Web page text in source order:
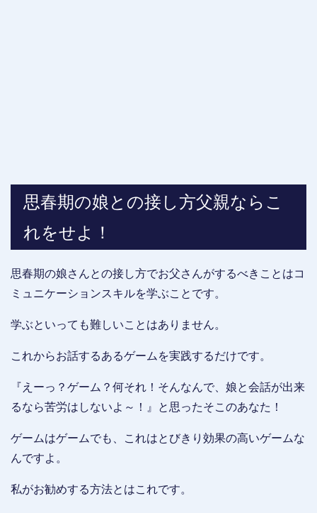
思春期の娘との接し方父親ならこ
れをせよ！
思春期の娘さんとの接し方でお父さんがするべきことはコ
ミュニケーションスキルを学ぶことです。
学ぶといっても難しいことはありません。
これからお話するあるゲームを実践するだけです。
『えーっ？ゲーム？何それ！そんなんで、娘と会話が出来
るなら苦労はしないよ～！』と思ったそこのあなた！
ゲームはゲームでも、これはとびきり効果の高いゲームな
んですよ。
私がお勧めする方法とはこれです。